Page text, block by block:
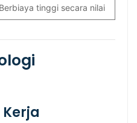
Berbiaya tinggi secara nilai